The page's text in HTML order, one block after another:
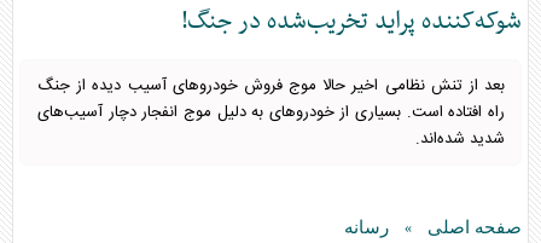
شوکه‌کننده پراید تخریب‌شده در جنگ!
بعد از تنش نظامی اخیر حالا موج فروش خودرو‌های آسیب دیده از جنگ
راه افتاده است. بسیاری از خودرو‌های به دلیل موج انفجار دچار آسیب‌های
شدید شده‌اند.
صفحه اصلی » رسانه